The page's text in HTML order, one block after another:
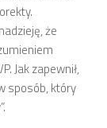
że
Jak zapewnił,
sposób, który